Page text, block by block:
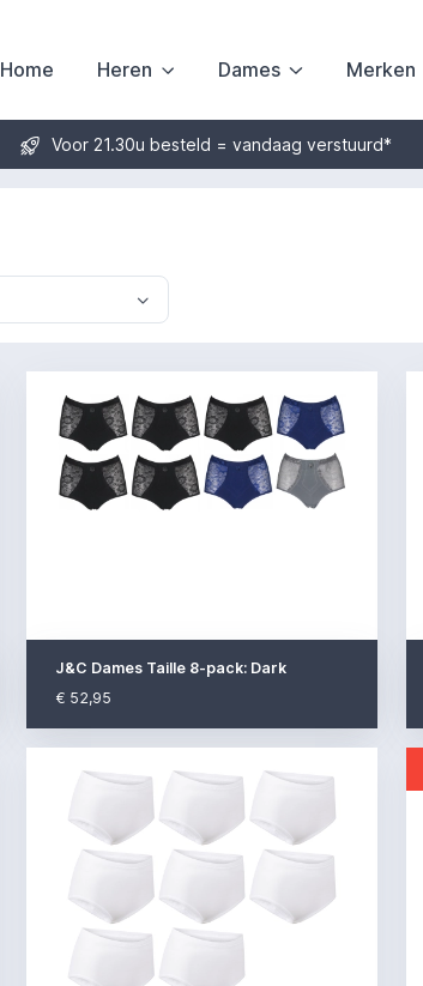
Home Heren Dames Merken
Voor 21.30u besteld = vandaag verstuurd*
J&C Dames Taille 8-pack: Dark
€ 52,95